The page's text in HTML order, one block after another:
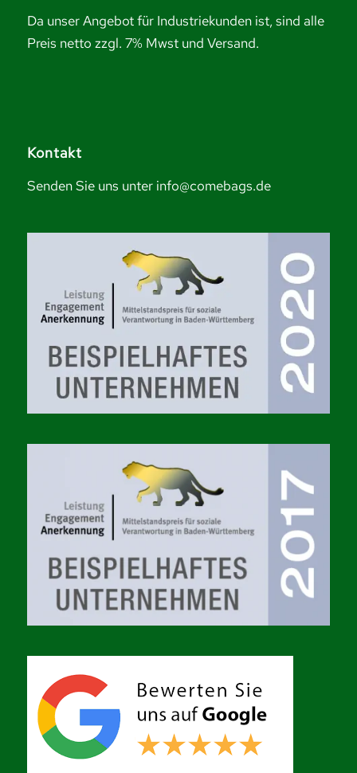
Da unser Angebot für Industriekunden ist, sind alle
Preis netto zzgl. 7% Mwst und Versand.
Kontakt
Senden Sie uns unter info@comebags.de